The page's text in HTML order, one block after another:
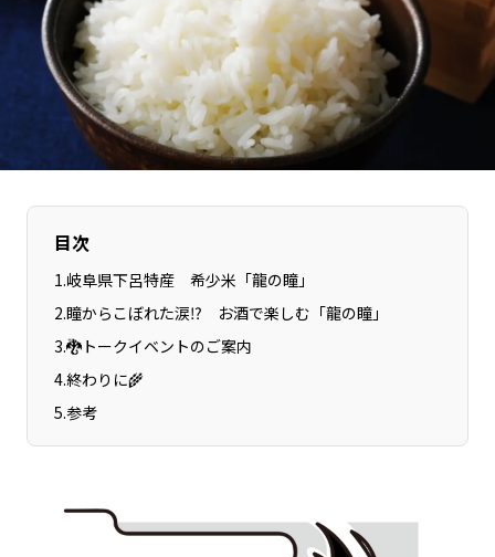
三重エリア
滋賀エリア
京都エリア
大阪市エリア
北摂エリア
堺・泉州エリア
河内エリア
兵庫エリア
奈良エリア
和歌山エリア
目次
1.岐阜県下呂特産 希少米「龍の瞳」
2.瞳からこぼれた涙⁉ お酒で楽しむ「龍の瞳」
3.🐉トークイベントのご案内
4.終わりに🌾
5.参考